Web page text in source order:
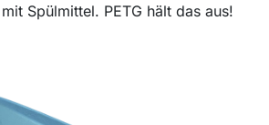
Spülmittel. PETG hält das aus!